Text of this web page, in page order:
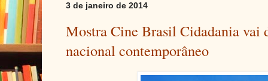
3 de janeiro de 2014
Mostra Cine Brasil Cidadania vai
nacional contemporâneo